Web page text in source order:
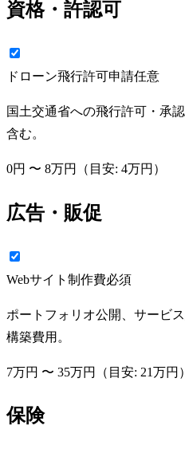
資格・許認可
ドローン飛行許可申請任意
国土交通省への飛行許可・承
含む。
0円 〜 8万円 （目安: 4万円 ）
広告・販促
Webサイト制作費必須
ポートフォリオ公開、サービ
構築費用。
7万円 〜 35万円 （目安: 21万円 ）
保険